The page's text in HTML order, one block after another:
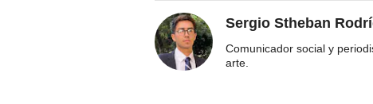
Sergio Stheban
Comunicador social y
arte.